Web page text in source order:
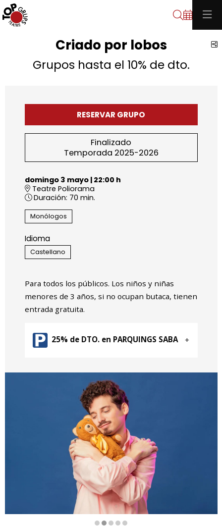
Buscar
Criado por lobos
Grupos hasta el 10% de dto.
RESERVAR GRUPO
Finalizado
Temporada 2025-2026
domingo 3 mayo| 22:00 h
Teatre Poliorama
Duración: 70 min.
Monólogos
Idioma
Castellano
Para todos los públicos. Los niños y niñas
menores de 3 años, si no ocupan butaca, tienen
entrada gratuita.
25% de DTO. en PARQUINGS SABA